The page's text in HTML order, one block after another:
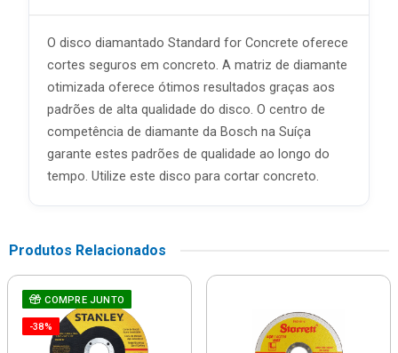
O disco diamantado Standard for Concrete oferece
cortes seguros em concreto. A matriz de diamante
otimizada oferece ótimos resultados graças aos
padrões de alta qualidade do disco. O centro de
competência de diamante da Bosch na Suíça
garante estes padrões de qualidade ao longo do
tempo. Utilize este disco para cortar concreto.
Produtos Relacionados
COMPRE JUNTO
-38%